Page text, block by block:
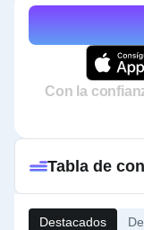
Con la
Destacados
Tabla de